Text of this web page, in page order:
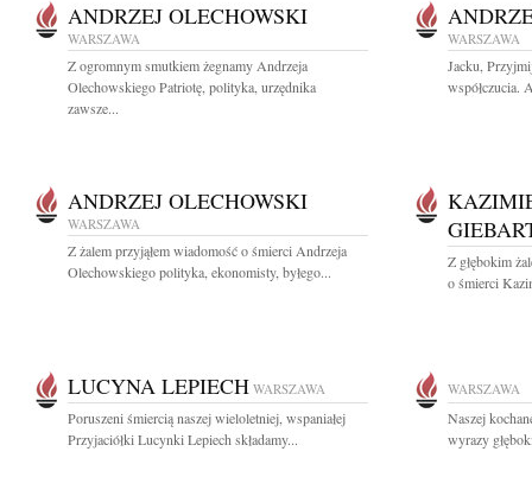
ANDRZEJ OLECHOWSKI
WARSZAWA
Z ogromnym smutkiem żegnamy Andrzeja
Olechowskiego Patriotę, polityka, urzędnika
zawsze...
WARSZAWA
Jacku,
współczucia.
ANDRZEJ OLECHOWSKI
WARSZAWA
Z żalem przyjąłem wiadomość o śmierci Andrzeja
Olechowskiego polityka, ekonomisty, byłego...
Z głębokim
o śmierci
LUCYNA LEPIECH WARSZAWA
Poruszeni śmiercią naszej wieloletniej, wspaniałej
Przyjaciółki Lucynki Lepiech składamy...
WARSZAWA
Naszej
wyrazy